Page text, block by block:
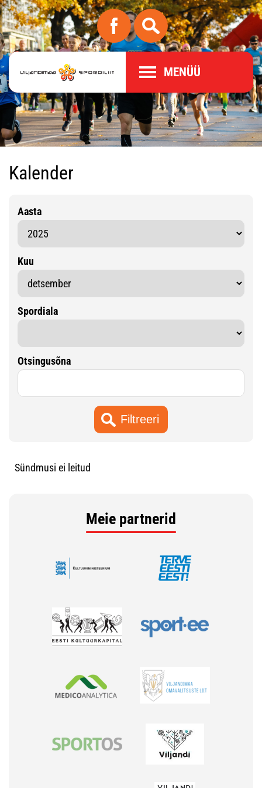
MENÜÜ
Kalender
Aasta
Kuu
Spordiala
Otsingusõna
Sündmusi ei leitud
Meie partnerid